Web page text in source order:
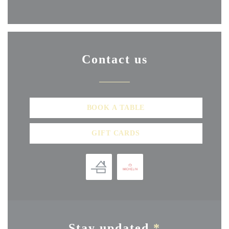
Contact us
BOOK A TABLE
GIFT CARDS